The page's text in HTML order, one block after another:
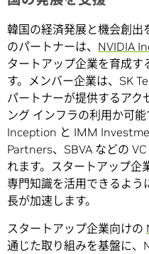
韓国の経済発展と機会創出
のパートナーは、 NVIDIA
タートアップ企業を育成す
す。メンバー企業は、SK
パートナーが提供するアク
ング インフラの利用か可
Inception と IMM
Partners、SBVA などの
れます。スタートアップ企
専門知識を活用できるよう
長が加速します。
スタートアップ企業向けの
通じた取り組みを基盤に、